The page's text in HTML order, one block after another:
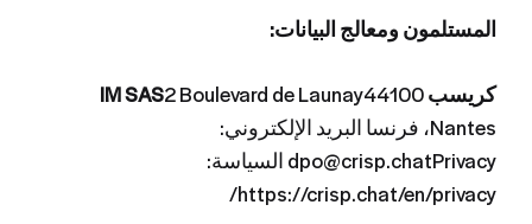
المستلمون ومعالج البيانات:
كريسب IM SAS2 Boulevard de Launay44100
Nantes، فرنسا البريد الإلكتروني:
dpo@crisp.chatPrivacy السياسة:
https://crisp.chat/en/privacy/